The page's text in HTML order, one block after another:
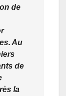
de
Au
de
la